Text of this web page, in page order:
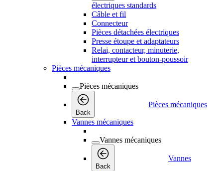
électriques standards
Câble et fil
Connecteur
Pièces détachées électriques
Presse étoupe et adaptateurs
Relai, contacteur, minuterie,
interrupteur et bouton-poussoir
Pièces mécaniques
Pièces mécaniques
Back
Pièces mécaniques
Vannes mécaniques
Vannes mécaniques
Back
Vannes